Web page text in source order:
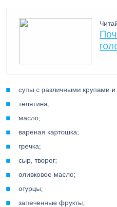
супы с различными крупами
телятина;
масло;
вареная картошка;
гречка;
сыр, творог;
оливковое масло;
огурцы;
запеченные фрукты;